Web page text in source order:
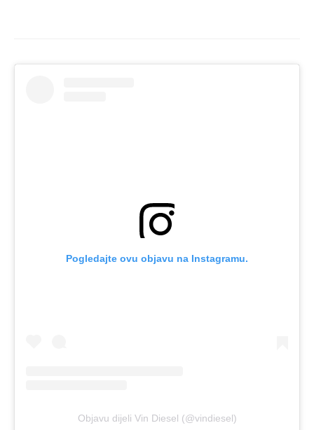
Pogledajte ovu objavu na Instagramu.
Objavu dijeli Vin Diesel (@vindiesel)